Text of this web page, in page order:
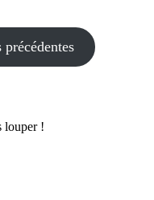
louper !